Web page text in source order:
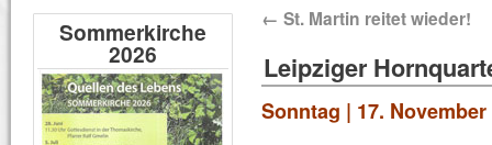
← St. Martin reitet wieder!
Leipziger
Sonntag | 17. November
Sommerkirche
2026